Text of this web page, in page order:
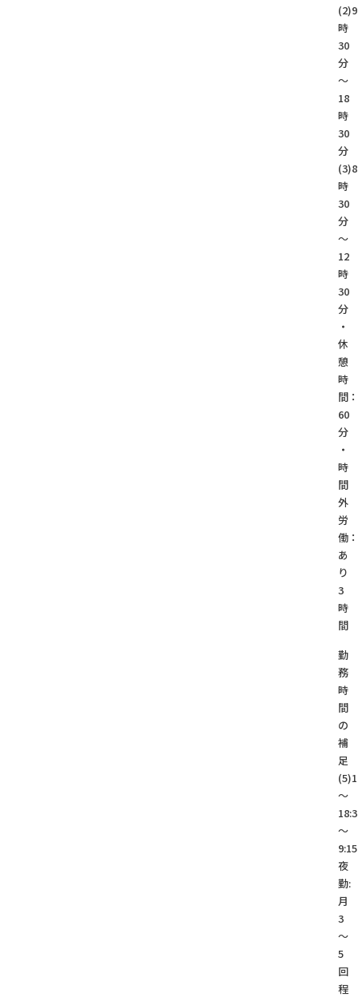
(2)9
時
30
分
～
18
時
30
分
(3)8
時
30
分
～
12
時
30
分
・
休
憩
時
間：
60
分
・
時
間
外
労
働：
あ
り
3
時
間
勤
務
時
間
の
補
足
～
～
9:15
夜
勤:
月
3
～
5
回
程